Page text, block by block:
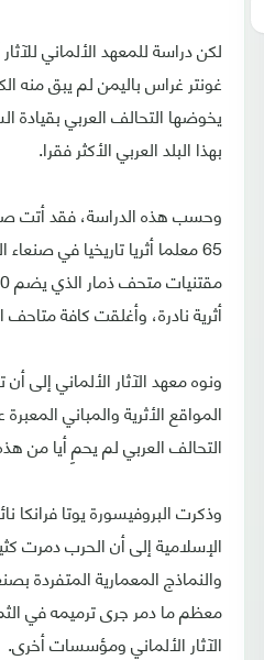
لكن دراسة للمعهد الألماني
غونتر غراس باليمن لم يبق منه
يخوضها التحالف العربي
بهذا البلد العربي الأكثر فقرا.
وحسب هذه الدراسة، فقد أتت
65 معلما أثريا تاريخيا في
أثرية نادرة، وأغلقت كافة
ونوه معهد الآثار الألماني إلى
المواقع الأثرية والمباني
التحالف العربي لم يحمِ أيا من
وذكرت البروفيسورة يوتا فرانكا
الإسلامية إلى أن الحرب دمرت
والنماذج المعمارية المتفردة
معظم ما دمر جرى ترميمه في
الآثار الألماني ومؤسسات أخرى.